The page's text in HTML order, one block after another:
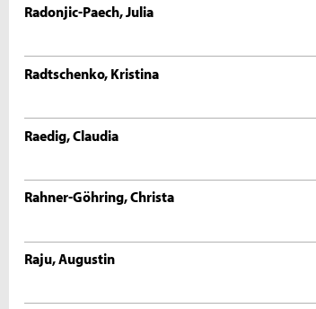
Radonjic-Paech, Julia
Radtschenko, Kristina
Raedig, Claudia
Rahner-Göhring, Christa
Raju, Augustin